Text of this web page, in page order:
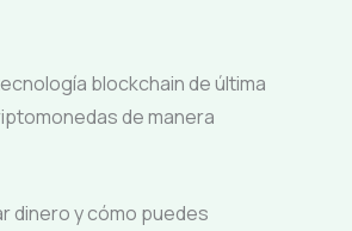
blockchain de última
de manera
dinero y cómo puedes